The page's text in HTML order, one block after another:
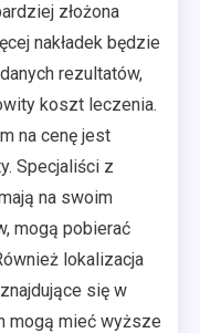
złożona
nakładek będzie
rezultatów,
koszt leczenia.
na cenę jest
Specjaliści z
na swoim
mogą pobierać
lokalizacja
się w
mogą mieć wyższe